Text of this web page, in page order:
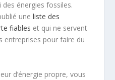
énergies fossiles.
uneliste des
fiables et qui ne servent
entreprises pour faire du
d’énergie propre, vous